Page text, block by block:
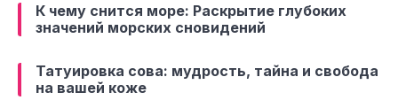
К чему снится море: Раскрытие глубоких
значений морских сновидений
Татуировка сова: мудрость, тайна и свобода
на вашей коже